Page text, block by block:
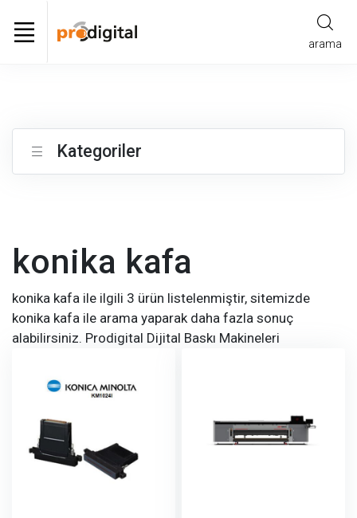
arama
Kategoriler
konika kafa
konika kafa ile ilgili 3 ürün listelenmiştir, sitemizde
konika kafa ile arama yaparak daha fazla sonuç
alabilirsiniz. Prodigital Dijital Baskı Makineleri